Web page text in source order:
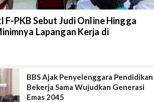
F-PKB Sebut Judi Online Hingga
Lapangan Kerja di
BBS Ajak Penyelenggara Pendidikan
Bekerja Sama Wujudkan Generasi
Emas 2045